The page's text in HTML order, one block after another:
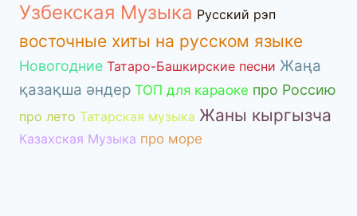
Узбекская Музыка Русский рэп
восточные хиты на русском языке
Новогодние Татаро-Башкирские песни Жаңа
қазақша әндер ТОП для караоке про Россию
про лето Татарская музыка Жаны кыргызча
Казахская Музыка про море